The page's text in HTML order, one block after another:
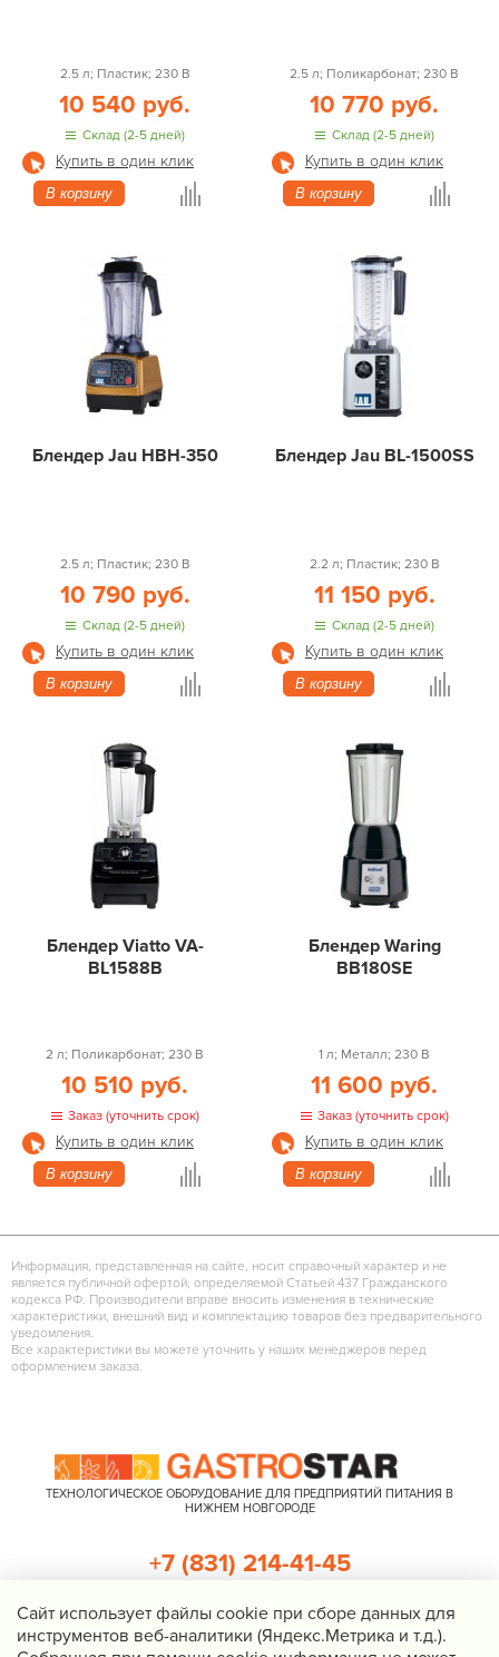
2.5 л; Пластик; 230 В
10 540 руб.
Склад (2-5 дней)
Купить в один клик
В корзину
2.5 л; Поликарбонат; 230 В
10 770 руб.
Склад (2-5 дней)
Купить в один клик
В корзину
Блендер Jau HBH-350
2.5 л; Пластик; 230 В
10 790 руб.
Склад (2-5 дней)
Купить в один клик
В корзину
Блендер Jau BL-1500SS
2.2 л; Пластик; 230 В
11 150 руб.
Склад (2-5 дней)
Купить в один клик
В корзину
Блендер Viatto VA-
BL1588B
2 л; Поликарбонат; 230 В
10 510 руб.
Заказ (уточнить срок)
Купить в один клик
В корзину
Блендер Waring
BB180SE
1 л; Металл; 230 В
11 600 руб.
Заказ (уточнить срок)
Купить в один клик
В корзину
Информация, представленная на сайте, носит справочный характер и не
является публичной офертой, определяемой Статьей 437 Гражданского
кодекса РФ. Производители вправе вносить изменения в технические
характеристики, внешний вид и комплектацию товаров без предварительного
уведомления.
Все характеристики вы можете уточнить у наших менеджеров перед
оформлением заказа.
ТЕХНОЛОГИЧЕСКОЕ ОБОРУДОВАНИЕ ДЛЯ ПРЕДПРИЯТИЙ ПИТАНИЯ В
НИЖНЕМ НОВГОРОДЕ
+7 (831) 214-41-45
Перезвоните мне
Cайт использует файлы cookie при сборе данных для
инструментов веб-аналитики (Яндекс.Метрика и т.д.).